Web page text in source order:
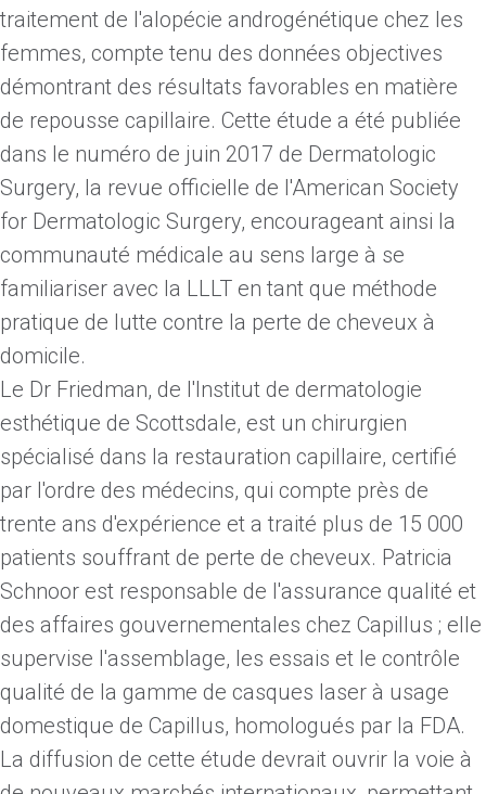
traitement de l'alopécie androgénétique chez les
femmes, compte tenu des données objectives
démontrant des résultats favorables en matière
de repousse capillaire. Cette étude a été publiée
dans le numéro de juin 2017 de Dermatologic
Surgery, la revue officielle de l'American Society
for Dermatologic Surgery, encourageant ainsi la
communauté médicale au sens large à se
familiariser avec la LLLT en tant que méthode
pratique de lutte contre la perte de cheveux à
domicile.
Le Dr Friedman, de l'Institut de dermatologie
esthétique de Scottsdale, est un chirurgien
spécialisé dans la restauration capillaire, certifié
par l'ordre des médecins, qui compte près de
trente ans d'expérience et a traité plus de 15 000
patients souffrant de perte de cheveux. Patricia
Schnoor est responsable de l'assurance qualité et
des affaires gouvernementales chez Capillus ; elle
supervise l'assemblage, les essais et le contrôle
qualité de la gamme de casques laser à usage
domestique de Capillus, homologués par la FDA.
La diffusion de cette étude devrait ouvrir la voie à